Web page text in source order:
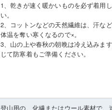
1、乾きが速く暖かいものを必ず着用
い。
2、コットンなどの天然繊維は、汗な
体温を奪い寒くなるので×。
3、山の上や春秋の朝晩は冷え込みま
じて防寒着もご準備ください。
登山用の、化繊またはウール素材で、